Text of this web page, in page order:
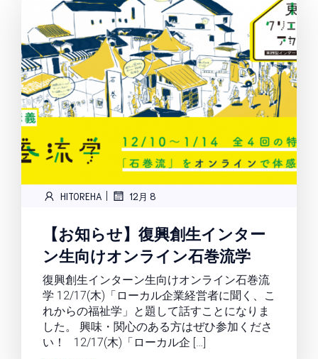
HITOREHA | 12月 8
【お知らせ】復興創生インター
ン生向けオンライン石巻流学
復興創生インターン生向けオンライン石巻流
学 12/17(木)「ローカル企業経営者に聞く、こ
れからの福祉学」と題して話すことになりま
した。 興味・関心のある方はぜひ参加くださ
い！ 12/17(木)「ローカル企 […]